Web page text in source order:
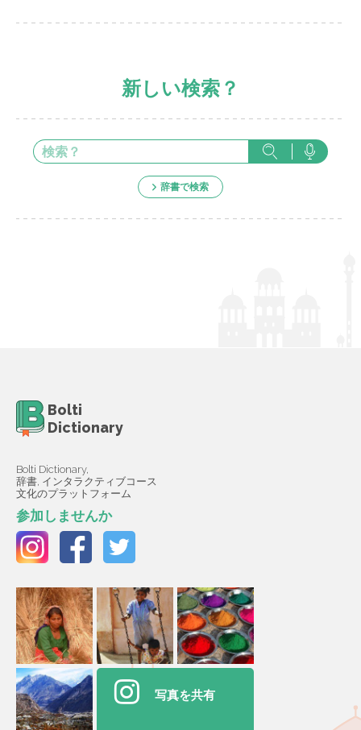
新しい検索？
辞書で検索
Bolti
Dictionary
Bolti Dictionary,
辞書, インタラクティブコース
文化のプラットフォーム
参加しませんか
写真を共有